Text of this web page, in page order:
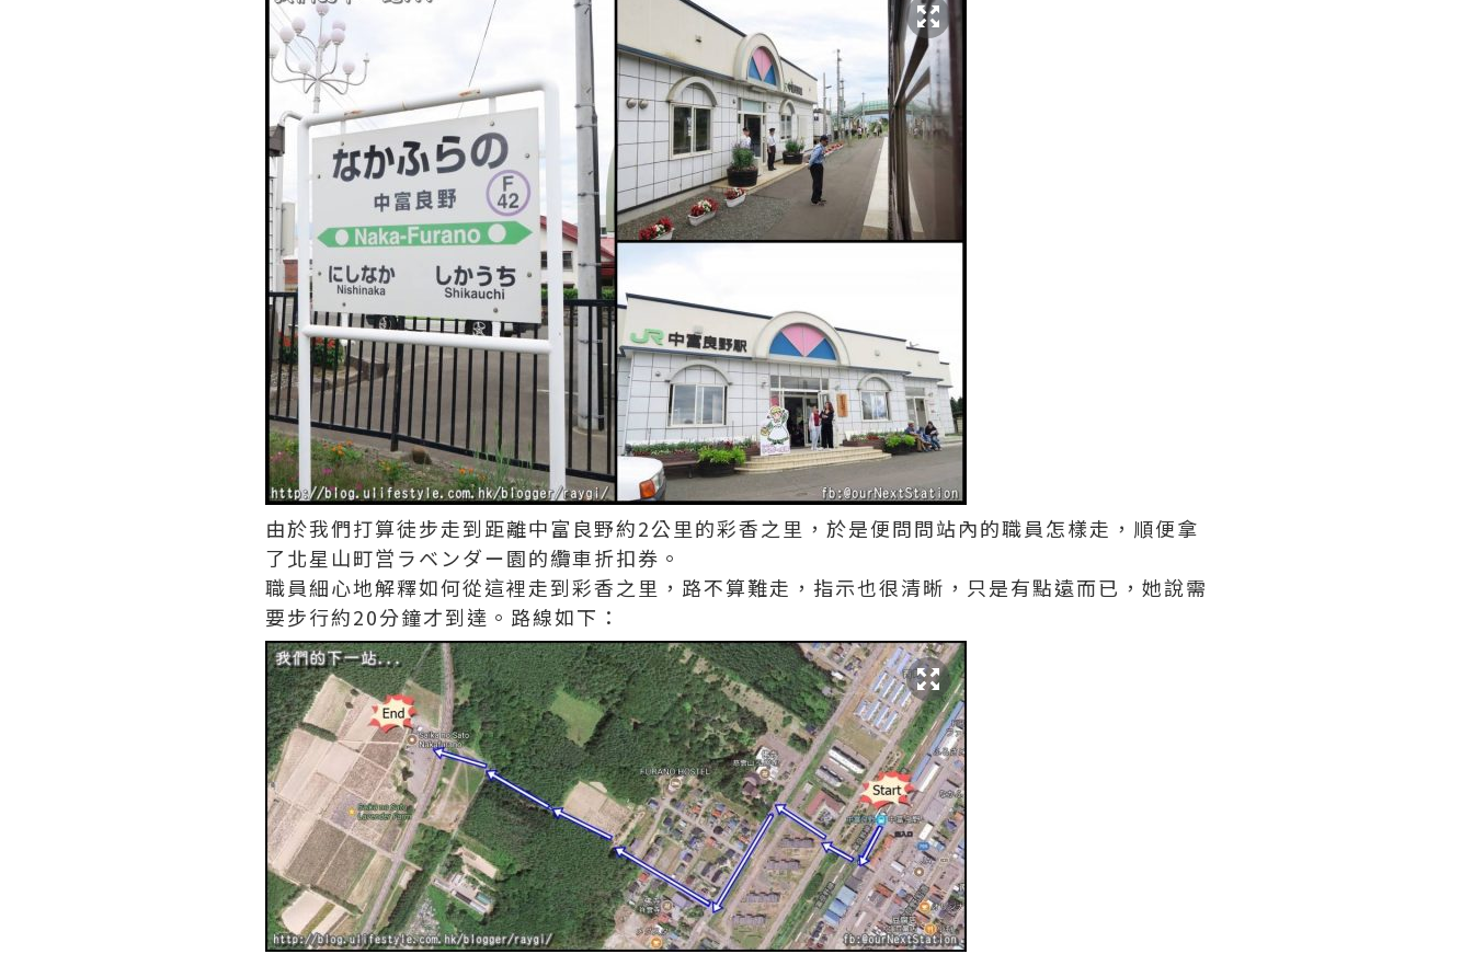
由於我們打算徒步走到距離中富良野約2公里的彩香之里，於是便問問站內的職員怎樣走，順便拿
了北星山町営ラベンダー園的纜車折扣券。
職員細心地解釋如何從這裡走到彩香之里，路不算難走，指示也很清晰，只是有點遠而已，她說需
要步行約20分鐘才到達。路線如下：